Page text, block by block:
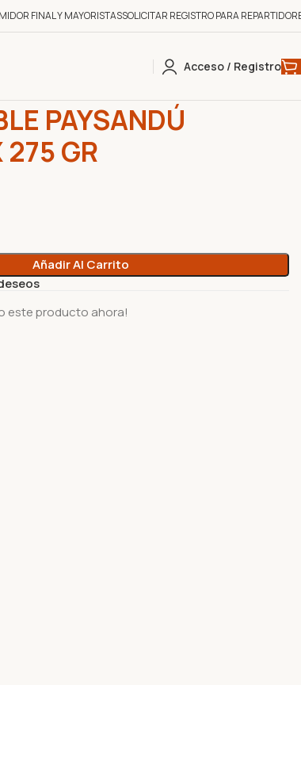
FINAL Y MAYORISTASSOLICITAR REGISTRO PARA
Acceso / Registro
PAYSANDÚ
275 GR
Añadir Al Carrito
este producto ahora!